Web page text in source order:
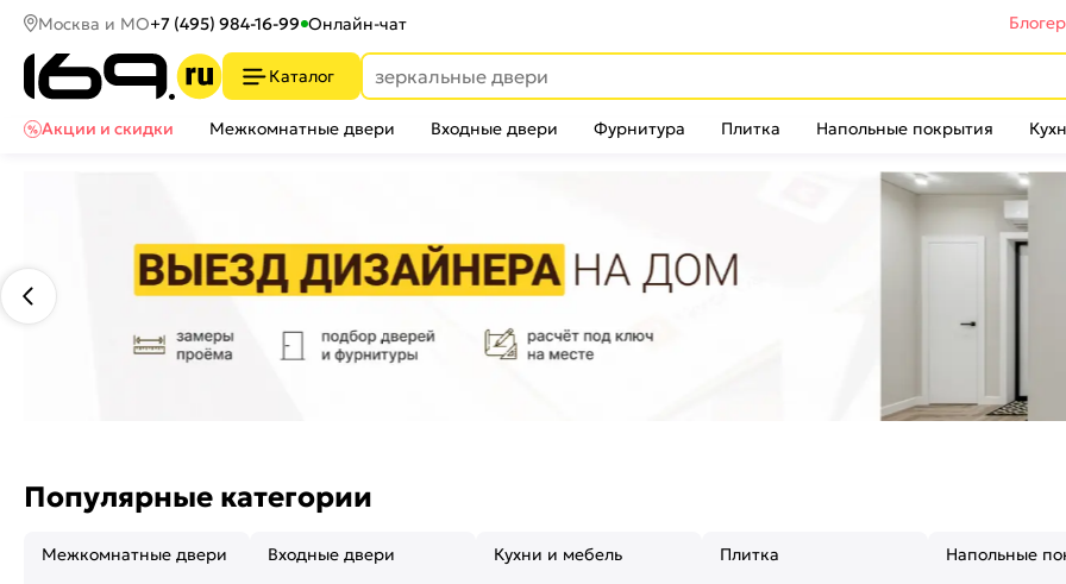
Москва и МО+7 (495) 984-16-99 Онлайн-чат
Каталог
Акции и скидки
Межкомнатные двери Входные двери Фурнитура Плитка Напольные покрытия
Популярные категории
Межкомнатные двери Входные двери Кухни и мебель Плитка Напольные